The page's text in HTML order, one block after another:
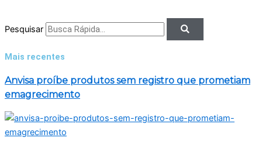
Pesquisar
Mais recentes
Anvisa proíbe produtos sem registro que prometiam
emagrecimento